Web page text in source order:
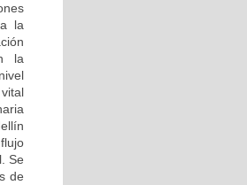
la
la
Se
de